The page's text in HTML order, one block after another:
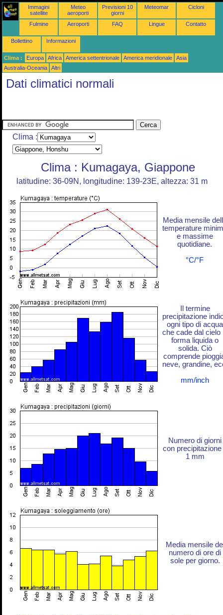
Immagini
satellite
Meteo
aeroporti
Previsioni 10
giorni
Meteomar Cicloni
Fulmine Aeroporti FAQ Lingue Contatto
Bollettino Informazioni
Clima : Europa Africa America settentrionale America meridionale
Asia
Australia-Oceania
Altri
Dati climatici normali
Clima :
Clima : Kumagaya, Giappone
latitudine: 36-09N, longitudine: 139-23E, altezza: 31 m
Media mensile
temperature
e massime
quotidiane.
°C/°F
Il termine
precipitazione
ogni tipo di acqua
che cade dal cielo
forma liquida o
solida. Ciò
comprende
neve, grandine,
mm/inch
Numero di giorni
con precipitazione
1 mm
Media mensile
numero di ore di
sole per giorno.